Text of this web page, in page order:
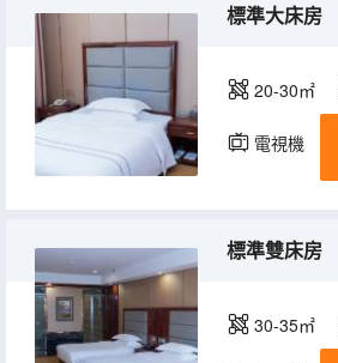
標準大床房
20-30㎡
電視機
標準雙床房
30-35㎡